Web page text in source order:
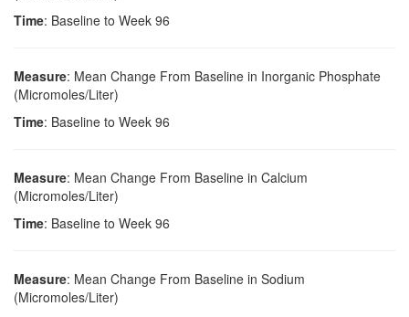
Time: Baseline to Week 96
Measure: Mean Change From Baseline in Inorganic Phosphate
(Micromoles/Liter)
Time: Baseline to Week 96
Measure: Mean Change From Baseline in Calcium
(Micromoles/Liter)
Time: Baseline to Week 96
Measure: Mean Change From Baseline in Sodium
(Micromoles/Liter)